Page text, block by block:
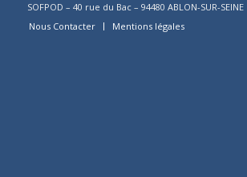
SOFPOD – 40 rue du Bac – 94480 ABLON-SUR-SEINE
Nous Contacter
Mentions légales